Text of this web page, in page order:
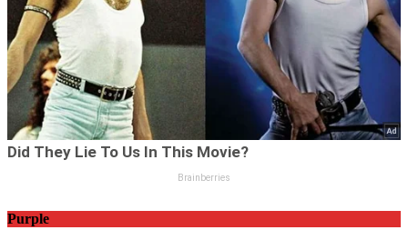
Purple